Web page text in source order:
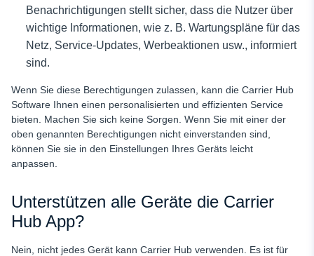
Benachrichtigungen stellt sicher, dass die Nutzer über
wichtige Informationen, wie z. B. Wartungspläne für das
Netz, Service-Updates, Werbeaktionen usw., informiert
sind.
Wenn Sie diese Berechtigungen zulassen, kann die Carrier Hub
Software Ihnen einen personalisierten und effizienten Service
bieten. Machen Sie sich keine Sorgen. Wenn Sie mit einer der
oben genannten Berechtigungen nicht einverstanden sind,
können Sie sie in den Einstellungen Ihres Geräts leicht
anpassen.
Unterstützen alle Geräte die Carrier
Hub App?
Nein, nicht jedes Gerät kann Carrier Hub verwenden. Es ist für